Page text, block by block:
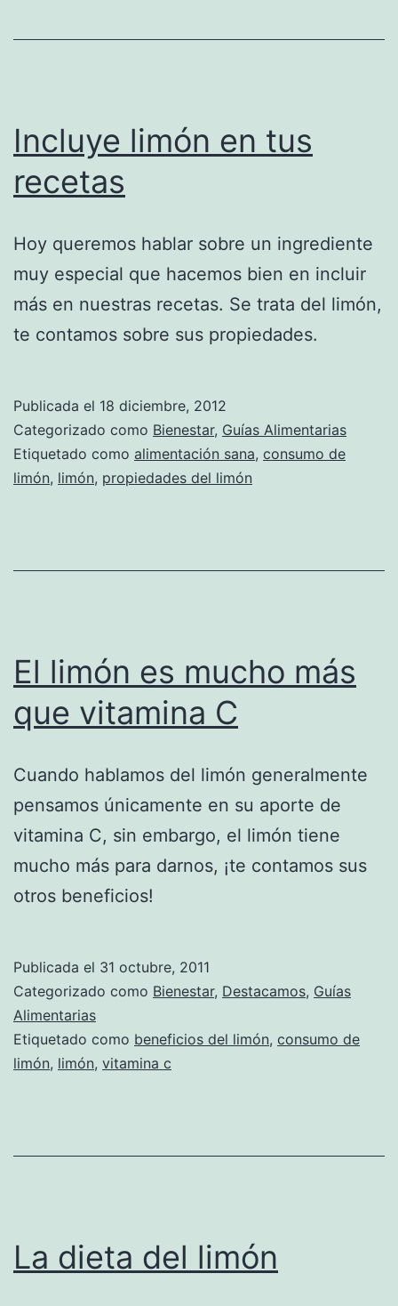
Incluye limón en tus
recetas
Hoy queremos hablar sobre un ingrediente
muy especial que hacemos bien en incluir
más en nuestras recetas. Se trata del limón,
te contamos sobre sus propiedades.
Publicada el 18 diciembre, 2012
Categorizado como Bienestar, Guías Alimentarias
Etiquetado como alimentación sana, consumo de
limón, limón, propiedades del limón
El limón es mucho más
que vitamina C
Cuando hablamos del limón generalmente
pensamos únicamente en su aporte de
vitamina C, sin embargo, el limón tiene
mucho más para darnos, ¡te contamos sus
otros beneficios!
Publicada el 31 octubre, 2011
Categorizado como Bienestar, Destacamos, Guías
Alimentarias
Etiquetado como beneficios del limón, consumo de
limón, limón, vitamina c
La dieta del limón